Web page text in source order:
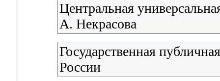
Центральная
А. Некрасова
Государственная
России